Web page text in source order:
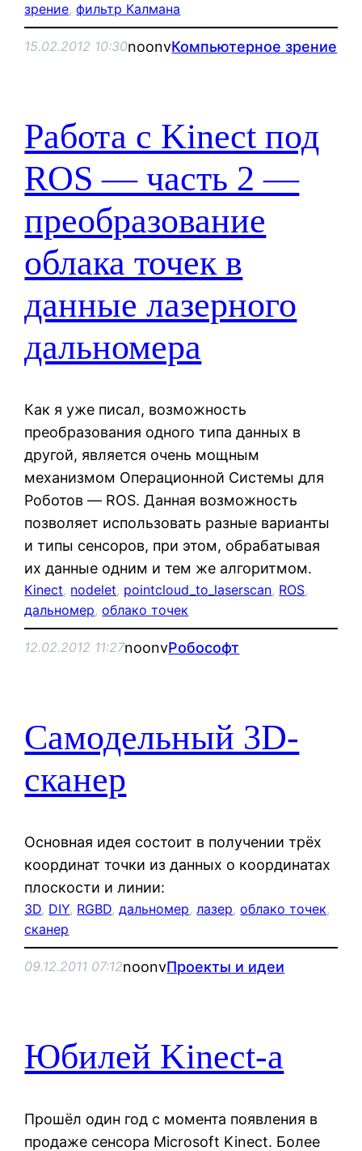
зрение, фильтр Калмана
15.02.2012 10:30noonvКомпьютерное зрение
Работа с Kinect под
ROS — часть 2 —
преобразование
облака точек в
данные лазерного
дальномера
Как я уже писал, возможность
преобразования одного типа данных в
другой, является очень мощным
механизмом Операционной Системы для
Роботов — ROS. Данная возможность
позволяет использовать разные варианты
и типы сенсоров, при этом, обрабатывая
их данные одним и тем же алгоритмом.
Kinect, nodelet, pointcloud_to_laserscan, ROS
дальномер, облако точек
12.02.2012 11:27noonvРобософт
Самодельный 3D-
сканер
Основная идея состоит в получении трёх
координат точки из данных о координатах
плоскости и линии:
3D, DIY, RGBD, дальномер, лазер, облако точек
сканер
09.12.2011 07:12noonvПроекты и идеи
Юбилей Kinect-а
Прошёл один год с момента появления в
продаже сенсора Microsoft Kinect. Более